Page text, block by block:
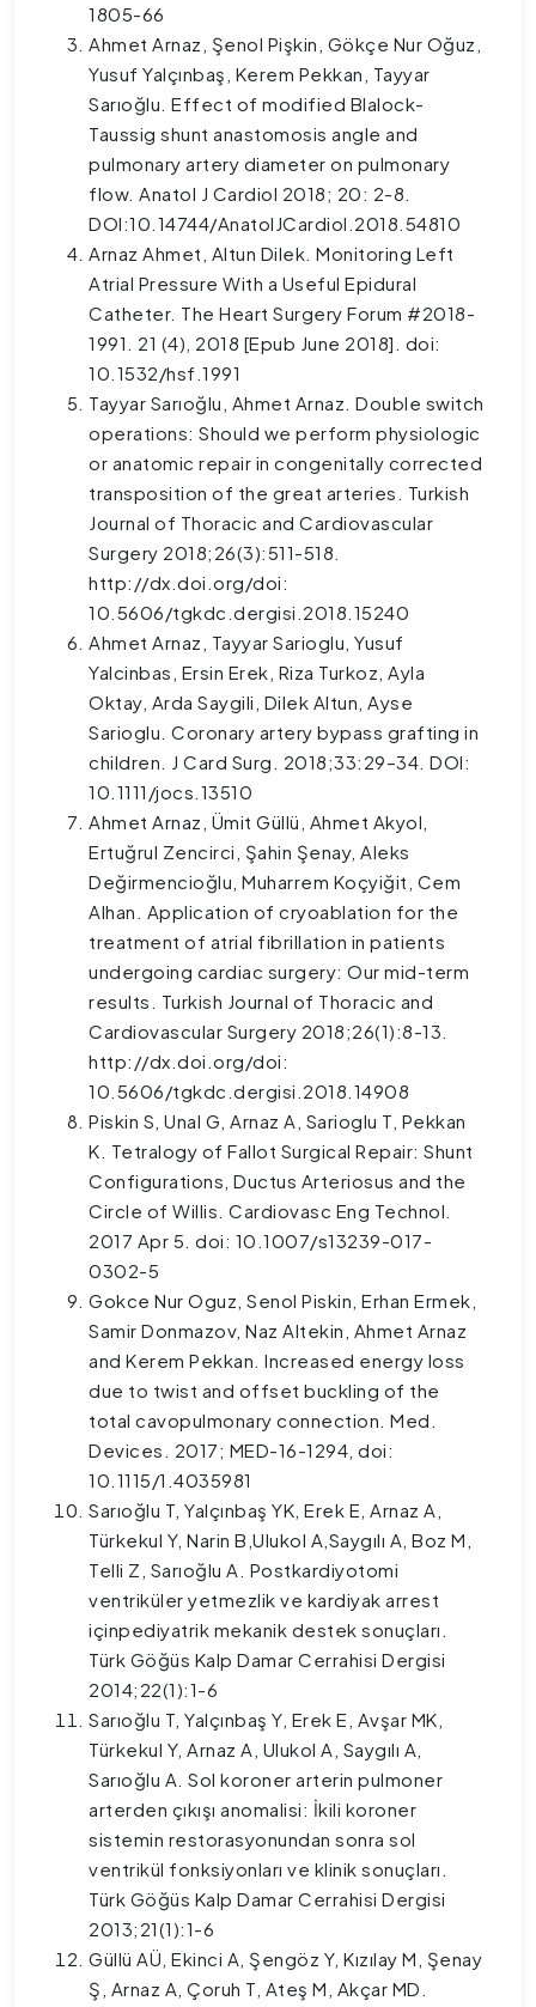
1805-66
Ahmet Arnaz, Şenol Pişkin, Gökçe Nur Oğuz,
Yusuf Yalçınbaş, Kerem Pekkan, Tayyar
Sarıoğlu. Effect of modified Blalock-
Taussig shunt anastomosis angle and
pulmonary artery diameter on pulmonary
flow. Anatol J Cardiol 2018; 20: 2-8.
DOI:10.14744/AnatolJCardiol.2018.54810
Arnaz Ahmet, Altun Dilek. Monitoring Left
Atrial Pressure With a Useful Epidural
Catheter. The Heart Surgery Forum #2018-
1991. 21 (4), 2018 [Epub June 2018]. doi:
10.1532/hsf.1991
Tayyar Sarıoğlu, Ahmet Arnaz. Double switch
operations: Should we perform physiologic
or anatomic repair in congenitally corrected
transposition of the great arteries. Turkish
Journal of Thoracic and Cardiovascular
Surgery 2018;26(3):511-518.
http://dx.doi.org/doi:
10.5606/tgkdc.dergisi.2018.15240
Ahmet Arnaz, Tayyar Sarioglu, Yusuf
Yalcinbas, Ersin Erek, Riza Turkoz, Ayla
Oktay, Arda Saygili, Dilek Altun, Ayse
Sarioglu. Coronary artery bypass grafting in
children. J Card Surg. 2018;33:29–34. DOI:
10.1111/jocs.13510
Ahmet Arnaz, Ümit Güllü, Ahmet Akyol,
Ertuğrul Zencirci, Şahin Şenay, Aleks
Değirmencioğlu, Muharrem Koçyiğit, Cem
Alhan. Application of cryoablation for the
treatment of atrial fibrillation in patients
undergoing cardiac surgery: Our mid-term
results. Turkish Journal of Thoracic and
Cardiovascular Surgery 2018;26(1):8-13.
http://dx.doi.org/doi:
10.5606/tgkdc.dergisi.2018.14908
Piskin S, Unal G, Arnaz A, Sarioglu T, Pekkan
K. Tetralogy of Fallot Surgical Repair: Shunt
Configurations, Ductus Arteriosus and the
Circle of Willis. Cardiovasc Eng Technol.
2017 Apr 5. doi: 10.1007/s13239-017-
0302-5
Gokce Nur Oguz, Senol Piskin, Erhan Ermek,
Samir Donmazov, Naz Altekin, Ahmet Arnaz
and Kerem Pekkan. Increased energy loss
due to twist and offset buckling of the
total cavopulmonary connection. Med.
Devices. 2017; MED-16-1294, doi:
10.1115/1.4035981
Sarıoğlu T, Yalçınbaş YK, Erek E, Arnaz A,
Türkekul Y, Narin B,Ulukol A,Saygılı A, Boz M,
Telli Z, Sarıoğlu A. Postkardiyotomi
ventriküler yetmezlik ve kardiyak arrest
içinpediyatrik mekanik destek sonuçları.
Türk Göğüs Kalp Damar Cerrahisi Dergisi
2014;22(1):1-6
Sarıoğlu T, Yalçınbaş Y, Erek E, Avşar MK,
Türkekul Y, Arnaz A, Ulukol A, Saygılı A,
Sarıoğlu A. Sol koroner arterin pulmoner
arterden çıkışı anomalisi: İkili koroner
sistemin restorasyonundan sonra sol
ventrikül fonksiyonları ve klinik sonuçları.
Türk Göğüs Kalp Damar Cerrahisi Dergisi
2013;21(1):1-6
Güllü AÜ, Ekinci A, Şengöz Y, Kızılay M, Şenay
Ş, Arnaz A, Çoruh T, Ateş M, Akçar MD.